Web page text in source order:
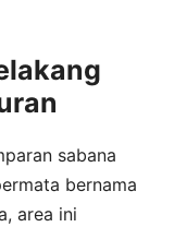
sabana
bernama
area ini